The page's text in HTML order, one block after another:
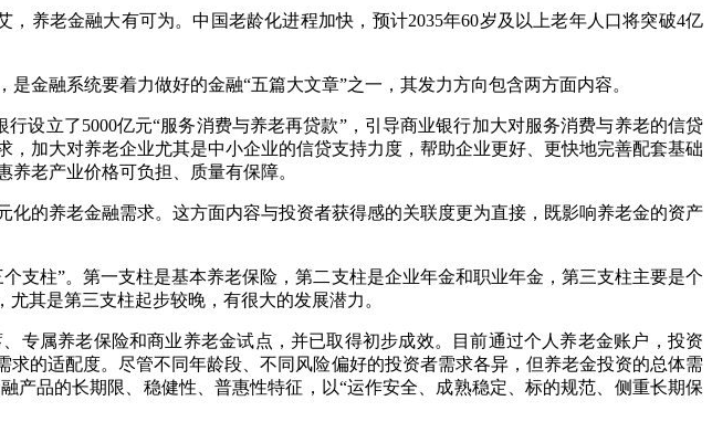
养老金融大有可为。中国老龄化进程加快，预计2035年60岁及以上老年人口将突破4亿
金融系统要着力做好的金融“五篇大文章”之一，其发力方向包含两方面内容。
设立了5000亿元“服务消费与养老再贷款”，引导商业银行加大对服务消费与养老的信贷
加大对养老企业尤其是中小企业的信贷支持力度，帮助企业更好、更快地完善配套基础
老产业价格可负担、质量有保障。
的养老金融需求。这方面内容与投资者获得感的关联度更为直接，既影响养老金的资产
支柱”。第一支柱是基本养老保险，第二支柱是企业年金和职业年金，第三支柱主要是个
其是第三支柱起步较晚，有很大的发展潜力。
专属养老保险和商业养老金试点，并已取得初步成效。目前通过个人养老金账户，投资
的适配度。尽管不同年龄段、不同风险偏好的投资者需求各异，但养老金投资的总体需
品的长期限、稳健性、普惠性特征，以“运作安全、成熟稳定、标的规范、侧重长期保